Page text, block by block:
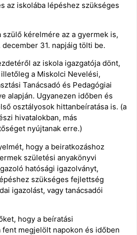
az iskolába lépéshez szükséges
szülő kérelmére az a gyermek is,
31. napjáig tölti be.
az iskola igazgatója dönt,
a Miskolci Nevelési,
Tanácsadó és Pedagógiai
alapján. Ugyanezen időben és
osztályosok hittanbeíratása is. (a
hivatalokban, más
nyújtanak erre.)
hogy a beiratkozáshoz
születési anyakönyvi
hatósági igazolványt,
szükséges fejlettség
igazolást, vagy tanácsadói
hogy a beíratási
megjelölt napokon és időben